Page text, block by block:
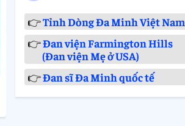
👉Tỉnh Dòng Đa Minh Việt Nam
👉Đan viện Farmington Hills
(Đan viện Mẹ ở USA)
👉Đan sĩ Đa Minh quốc tế